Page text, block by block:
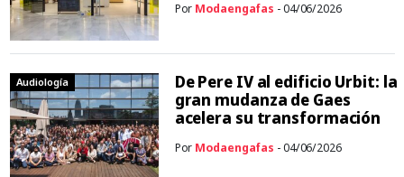
Por Modaengafas - 04/06/2026
Audiología
De Pere IV al edificio Urbit: la
gran mudanza de Gaes
acelera su transformación
Por Modaengafas - 04/06/2026